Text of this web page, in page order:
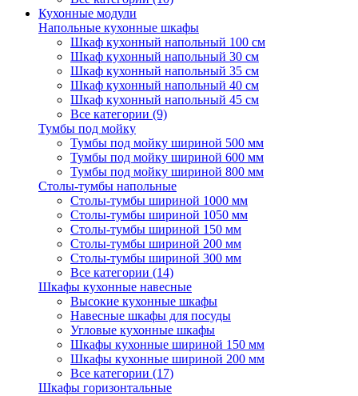
Кухонные модули
Напольные кухонные шкафы
Шкаф кухонный напольный 100 см
Шкаф кухонный напольный 30 см
Шкаф кухонный напольный 35 см
Шкаф кухонный напольный 40 см
Шкаф кухонный напольный 45 см
Все категории (9)
Тумбы под мойку
Тумбы под мойку шириной 500 мм
Тумбы под мойку шириной 600 мм
Тумбы под мойку шириной 800 мм
Столы-тумбы напольные
Столы-тумбы шириной 1000 мм
Столы-тумбы шириной 1050 мм
Столы-тумбы шириной 150 мм
Столы-тумбы шириной 200 мм
Столы-тумбы шириной 300 мм
Все категории (14)
Шкафы кухонные навесные
Высокие кухонные шкафы
Навесные шкафы для посуды
Угловые кухонные шкафы
Шкафы кухонные шириной 150 мм
Шкафы кухонные шириной 200 мм
Все категории (17)
Шкафы горизонтальные